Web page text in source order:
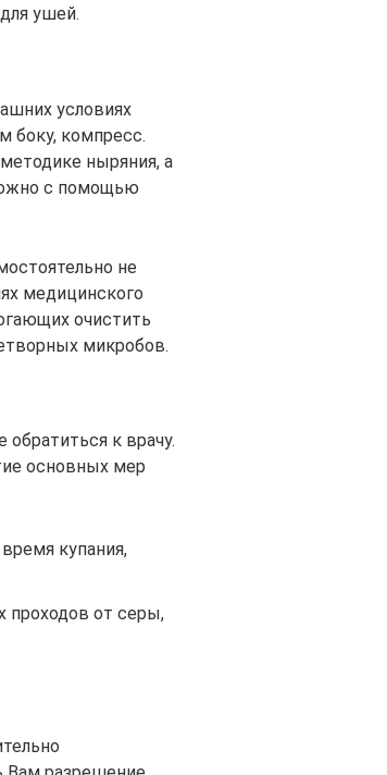
ушей.
условиях
боку, компресс.
ныряния, а
с помощью
не
медицинского
очистить
микробов.
к врачу.
основных мер
купания,
проходов от серы,